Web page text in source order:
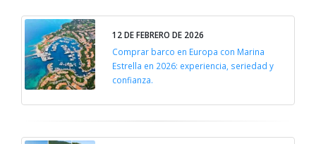
12 DE FEBRERO DE 2026
Comprar barco en Europa con Marina
Estrella en 2026: experiencia, seriedad y
confianza.